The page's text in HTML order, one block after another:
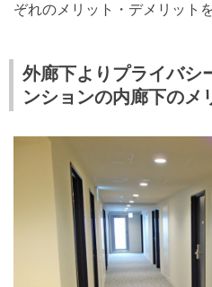
ぞれのメリット・デメリット
外廊下よりプライバシ
ンションの内廊下のメ